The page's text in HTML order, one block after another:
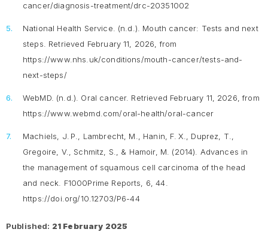
cancer/diagnosis-treatment/drc-20351002
National Health Service. (n.d.). Mouth cancer: Tests and next
steps. Retrieved February 11, 2026, from
https://www.nhs.uk/conditions/mouth-cancer/tests-and-
next-steps/
WebMD. (n.d.). Oral cancer. Retrieved February 11, 2026, from
https://www.webmd.com/oral-health/oral-cancer
Machiels, J. P., Lambrecht, M., Hanin, F. X., Duprez, T.,
Gregoire, V., Schmitz, S., & Hamoir, M. (2014). Advances in
the management of squamous cell carcinoma of the head
and neck. F1000Prime Reports, 6, 44.
https://doi.org/10.12703/P6-44
Published: 21 February 2025